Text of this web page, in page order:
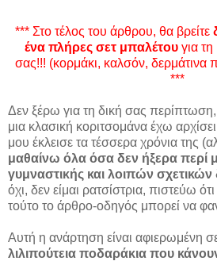
*** Στο τέλος του άρθρου, θα βρείτε
ένα πλήρες σετ μπαλέτου για
σας!!! (κορμάκι, καλσόν,
***
Δεν ξέρω για τη δική σας
μια κλασική κοριτσομάνα έχω
μου έκλεισε τα τέσσερα χρόνια της
μαθαίνω όλα όσα δεν ήξερα περί
γυμναστικής και λοιπών
όχι, δεν είμαι ρατσίστρια, πιστεύω
τούτο το άρθρο-οδηγός μπορεί να
Αυτή η ανάρτηση είναι αφιερωμένη
λιλιπούτεια ποδαράκια που